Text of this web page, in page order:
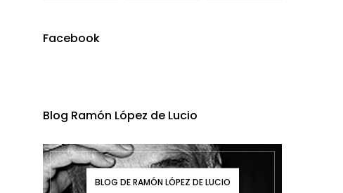
Facebook
Blog Ramón López de Lucio
BLOG DE RAMÓN LÓPEZ DE LUCIO